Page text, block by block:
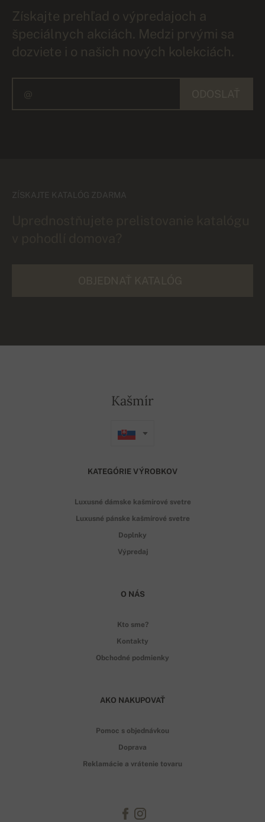
Získajte prehľad o výpredajoch a
špeciálnych akciách. Medzi prvými sa
dozviete i o našich nových kolekciách.
ZÍSKAJTE KATALÓG ZDARMA
Kašmír
KATEGÓRIE VÝROBKOV
Luxusné dámske kašmírové svetre
Luxusné pánske kašmírové svetre
Doplnky
Výpredaj
O NÁS
Kto sme?
Kontakty
Obchodné podmienky
AKO NAKUPOVAŤ
Pomoc s objednávkou
Doprava
Reklamácie a vrátenie tovaru